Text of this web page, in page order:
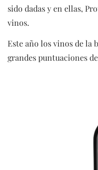
sido dadas y en ellas,
vinos.
Este año los vinos de la
grandes puntuaciones